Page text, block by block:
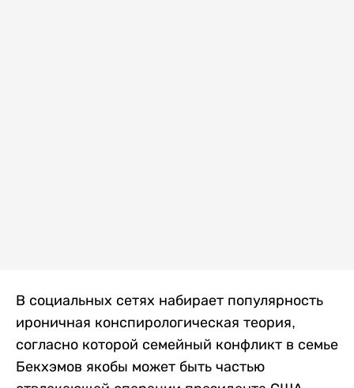
В социальных сетях набирает популярность
ироничная конспирологическая теория,
согласно которой семейный конфликт в семье
Бекхэмов якобы может быть частью